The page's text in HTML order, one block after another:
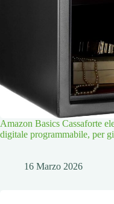
Amazon Basics Cassaforte
digitale programmabile, per
16 Marzo 2026